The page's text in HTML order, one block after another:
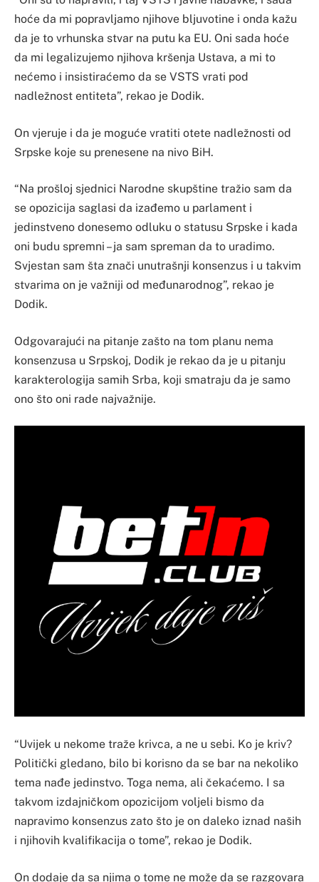
hoće da mi popravljamo njihove bljuvotine i onda kažu
da je to vrhunska stvar na putu ka EU. Oni sada hoće
da mi legalizujemo njihova kršenja Ustava, a mi to
nećemo i insistiraćemo da se VSTS vrati pod
nadležnost entiteta”, rekao je Dodik.
On vjeruje i da je moguće vratiti otete nadležnosti od
Srpske koje su prenesene na nivo BiH.
“Na prošloj sjednici Narodne skupštine tražio sam da
se opozicija saglasi da izađemo u parlament i
jedinstveno donesemo odluku o statusu Srpske i kada
oni budu spremni – ja sam spreman da to uradimo.
Svjestan sam šta znači unutrašnji konsenzus i u takvim
stvarima on je važniji od međunarodnog”, rekao je
Dodik.
Odgovarajući na pitanje zašto na tom planu nema
konsenzusa u Srpskoj, Dodik je rekao da je u pitanju
karakterologija samih Srba, koji smatraju da je samo
ono što oni rade najvažnije.
“Uvijek u nekome traže krivca, a ne u sebi. Ko je kriv?
Politički gledano, bilo bi korisno da se bar na nekoliko
tema nađe jedinstvo. Toga nema, ali čekaćemo. I sa
takvom izdajničkom opozicijom voljeli bismo da
napravimo konsenzus zato što je on daleko iznad naših
i njihovih kvalifikacija o tome”, rekao je Dodik.
On dodaje da sa njima o tome ne može da se razgovara